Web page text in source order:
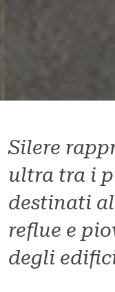
Silere
ultra tra i
destinati
reflue e
degli